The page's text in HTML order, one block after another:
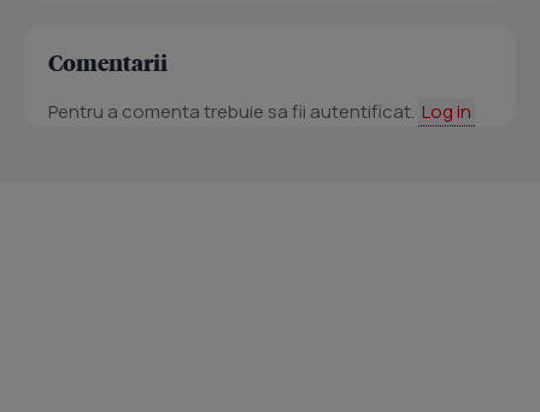
Comentarii
Pentru a comenta trebuie sa fii autentificat. Log in